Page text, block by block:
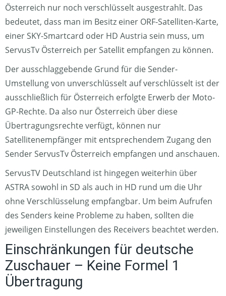
Österreich nur noch verschlüsselt ausgestrahlt. Das
bedeutet, dass man im Besitz einer ORF-Satelliten-Karte,
einer SKY-Smartcard oder HD Austria sein muss, um
ServusTv Österreich per Satellit empfangen zu können.
Der ausschlaggebende Grund für die Sender-
Umstellung von unverschlüsselt auf verschlüsselt ist der
ausschließlich für Österreich erfolgte Erwerb der Moto-
GP-Rechte. Da also nur Österreich über diese
Übertragungsrechte verfügt, können nur
Satellitenempfänger mit entsprechendem Zugang den
Sender ServusTv Österreich empfangen und anschauen.
ServusTV Deutschland ist hingegen weiterhin über
ASTRA sowohl in SD als auch in HD rund um die Uhr
ohne Verschlüsselung empfangbar. Um beim Aufrufen
des Senders keine Probleme zu haben, sollten die
jeweiligen Einstellungen des Receivers beachtet werden.
Einschränkungen für deutsche
Zuschauer – Keine Formel 1
Übertragung